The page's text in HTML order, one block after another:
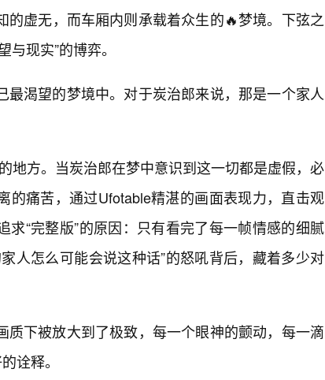
虚无，而车厢内则承载着众生的🔥梦境。下弦之
现实”的博弈。
最渴望的梦境中。对于炭治郎来说，那是一个家人
地方。当炭治郎在梦中意识到这一切都是虚假，必
的痛苦，通过Ufotable精湛的画面表现力，直击观
求“完整版”的原因：只有看完了每一帧情感的细腻
人怎么可能会说这种话”的怒吼背后，藏着多少对
质下被放大到了极致，每一个眼神的颤动，每一滴
诠释。